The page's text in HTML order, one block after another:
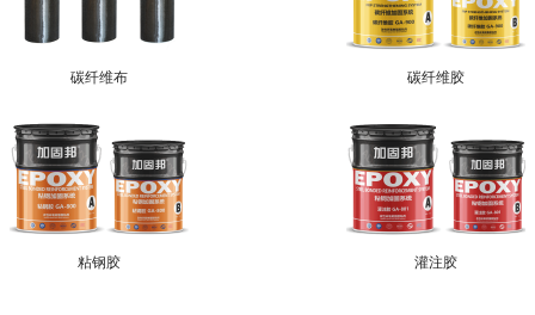
碳纤维布 碳纤维胶
粘钢胶 灌注胶